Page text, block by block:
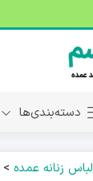
دسته‌بندی‌ها
لباس زنانه عمده >